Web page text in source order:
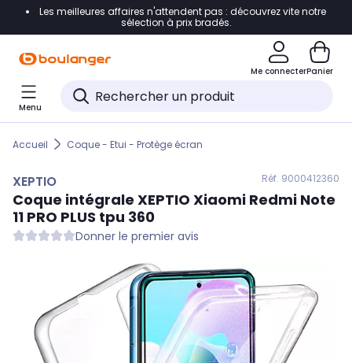
Accéder directement à la navigation
Accéder directement au pied de page
Accéder directement au chatbot
Les meilleures affaires n'attendent pas : découvrez vite notre
sélection à prix bradés.
Me connecterPanier
Menu
Accueil Coque - Etui - Protège écran
XEPTIO Réf. 9000412360
Coque intégrale XEPTIO Xiaomi Redmi Note
11 PRO PLUS tpu 360
Donner le premier avis